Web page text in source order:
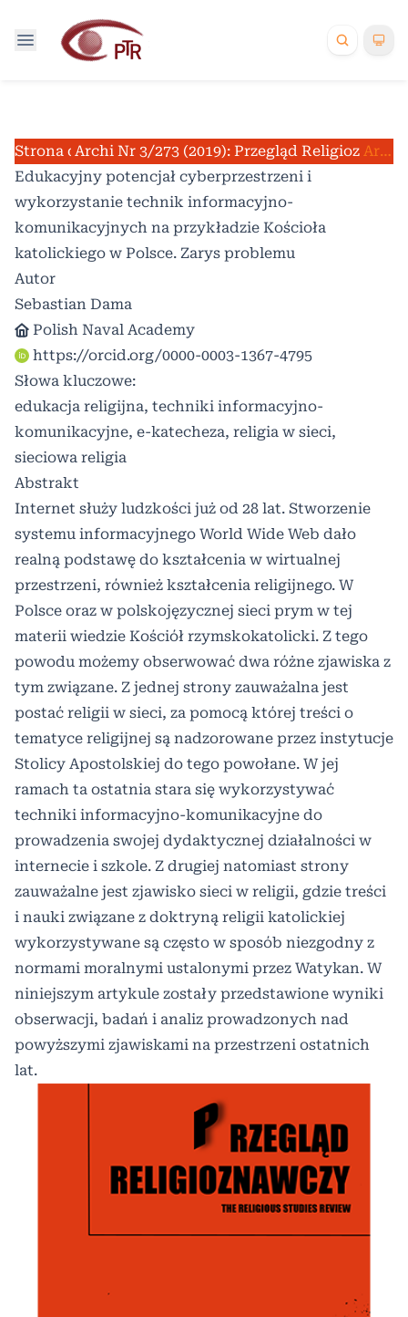
Strona domowa /
Archiwum /
Nr 3/273 (2019): Przegląd
Artykuły
Edukacyjny potencjał cyberprzestrzeni i
wykorzystanie technik informacyjno-
komunikacyjnych na przykładzie Kościoła
katolickiego w Polsce. Zarys problemu
Autor
Sebastian Dama
Polish Naval Academy
https://orcid.org/0000-0003-1367-4795
Słowa kluczowe:
edukacja religijna, techniki informacyjno-
komunikacyjne, e-katecheza, religia w sieci,
sieciowa religia
Abstrakt
Internet służy ludzkości już od 28 lat. Stworzenie
systemu informacyjnego World Wide Web dało
realną podstawę do kształcenia w wirtualnej
przestrzeni, również kształcenia religijnego. W
Polsce oraz w polskojęzycznej sieci prym w tej
materii wiedzie Kościół rzymskokatolicki. Z tego
powodu możemy obserwować dwa różne zjawiska z
tym związane. Z jednej strony zauważalna jest
postać religii w sieci, za pomocą której treści o
tematyce religijnej są nadzorowane przez instytucje
Stolicy Apostolskiej do tego powołane. W jej
ramach ta ostatnia stara się wykorzystywać
techniki informacyjno-komunikacyjne do
prowadzenia swojej dydaktycznej działalności w
internecie i szkole. Z drugiej natomiast strony
zauważalne jest zjawisko sieci w religii, gdzie treści
i nauki związane z doktryną religii katolickiej
wykorzystywane są często w sposób niezgodny z
normami moralnymi ustalonymi przez Watykan. W
niniejszym artykule zostały przedstawione wyniki
obserwacji, badań i analiz prowadzonych nad
powyższymi zjawiskami na przestrzeni ostatnich
lat.